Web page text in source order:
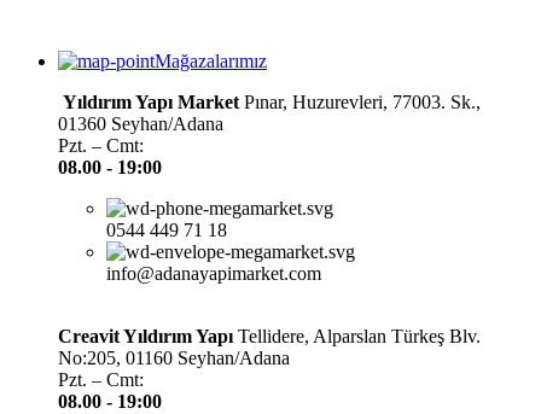
Mağazalarımız
Yıldırım Yapı Market Pınar, Huzurevleri, 77003. Sk.,
01360 Seyhan/Adana
Pzt. – Cmt:
08.00 - 19:00
0544 449 71 18
info@adanayapimarket.com
Creavit Yıldırım Yapı Tellidere, Alparslan Türkeş Blv.
No:205, 01160 Seyhan/Adana
Pzt. – Cmt:
08.00 - 19:00